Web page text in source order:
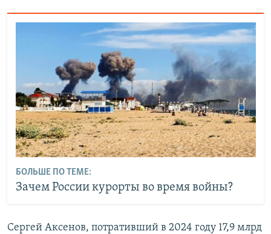
БОЛЬШЕ ПО ТЕМЕ:
Зачем России курорты во время войны?
Сергей Аксенов, потративший в 2024 году 17,9 млрд